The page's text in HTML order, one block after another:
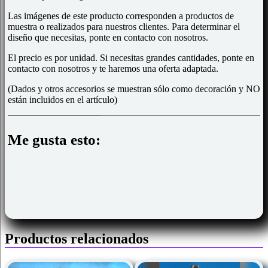
Las imágenes de este producto corresponden a productos de
muestra o realizados para nuestros clientes. Para determinar el
diseño que necesitas, ponte en contacto con nosotros.
El precio es por unidad. Si necesitas grandes cantidades, ponte en
contacto con nosotros y te haremos una oferta adaptada.
(Dados y otros accesorios se muestran sólo como decoración y NO
están incluidos en el artículo)
Me gusta esto:
Productos relacionados